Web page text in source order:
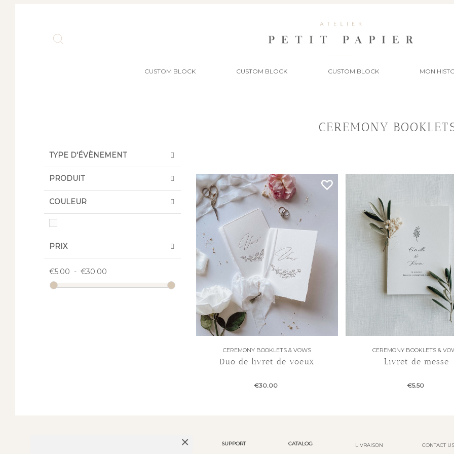
CUSTOM BLOCK CUSTOM BLOCK CUSTOM BLOCK MON
TYPE D'ÉVÈNEMENT
PRODUIT
COULEUR
PRIX
€5.00 - €30.00
CEREMONY
CEREMONY BOOKLETS & VOWS
Duo de livret de voeux
€30.00
CEREMONY BOOKLETS &
Livret de messe
€5.50
SUPPORT
CATALOG
LIVRAISON CONTACT US
×